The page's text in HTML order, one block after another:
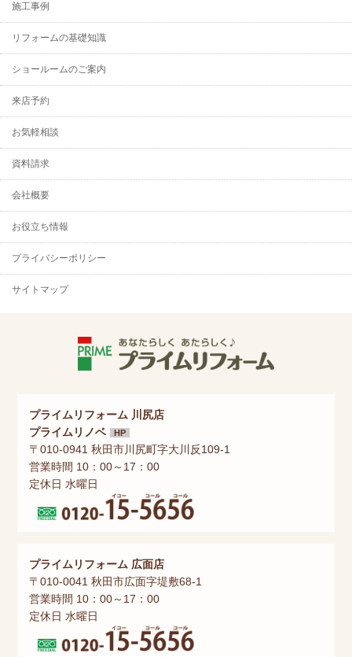
施工事例
リフォームの基礎知識
ショールームのご案内
来店予約
お気軽相談
資料請求
会社概要
お役立ち情報
プライバシーポリシー
サイトマップ
プライムリフォーム 川尻店
プライムリノベ
HP
〒010-0941 秋田市川尻町字大川反109-1
営業時間 10：00～17：00
定休日 水曜日
プライムリフォーム 広面店
〒010-0041 秋田市広面字堤敷68-1
営業時間 10：00～17：00
定休日 水曜日